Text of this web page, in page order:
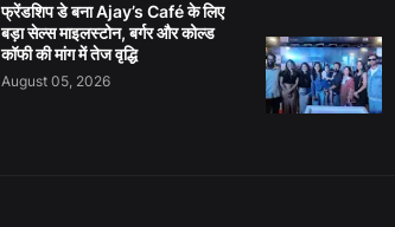
फ्रेंडशिप डे बना Ajay’s Café के लिए
बड़ा सेल्स माइलस्टोन, बर्गर और कोल्ड
कॉफी की मांग में तेज वृद्धि
August 05, 2026